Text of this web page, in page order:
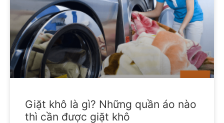
Giặt khô là gì? Những quần áo nào
thì cần được giặt khô